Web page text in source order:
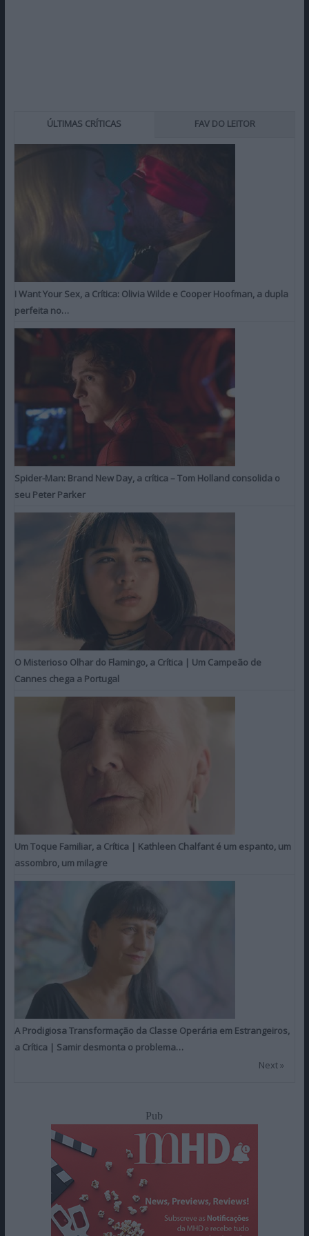
ÚLTIMAS CRÍTICAS FAV DO LEITOR
I Want Your Sex, a Crítica: Olivia Wilde e Cooper Hoofman, a dupla
perfeita no…
Spider-Man: Brand New Day, a crítica – Tom Holland consolida o
seu Peter Parker
O Misterioso Olhar do Flamingo, a Crítica | Um Campeão de
Cannes chega a Portugal
Um Toque Familiar, a Crítica | Kathleen Chalfant é um espanto, um
assombro, um milagre
A Prodigiosa Transformação da Classe Operária em Estrangeiros,
a Crítica | Samir desmonta o problema…
Next »
Pub